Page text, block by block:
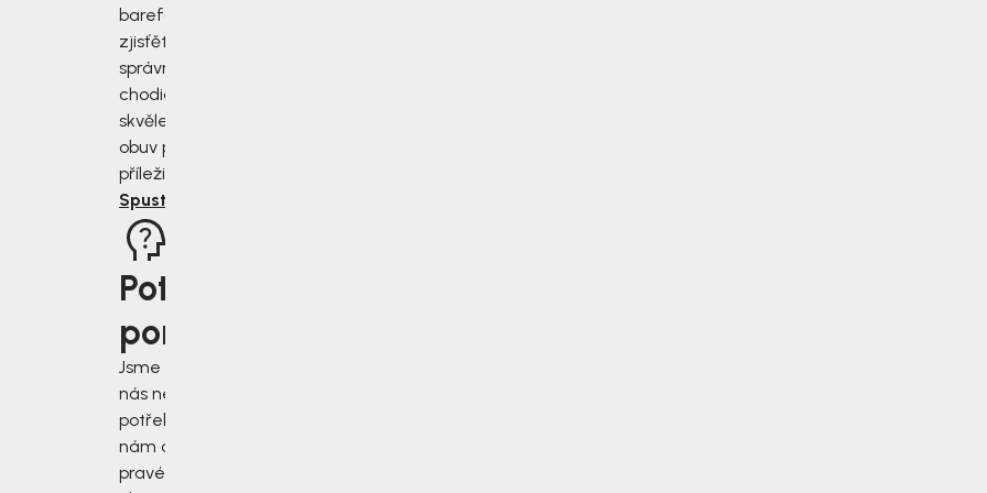
barefoot bot
zjisťěte jak
správně změřit
chodidla a vybrat
skvěle padnoucí
obuv pro každou
příležitost.
Spustit rádce
Potřebujete
poradit?
Jsme tu pro vás, když
nás nejvíce
potřebujete. Napište
nám do chatu v
pravém dolním rohu